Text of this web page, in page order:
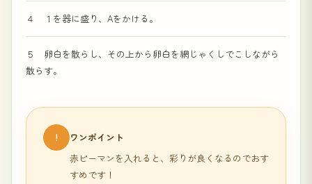
４ １を器に盛り、Aをかける。
５ 卵白を散らし、その上から卵白を網じゃくしでこしながら
散らす。
!
ワンポイント
赤ピーマンを入れると、彩りが良くなるのでおす
すめです！